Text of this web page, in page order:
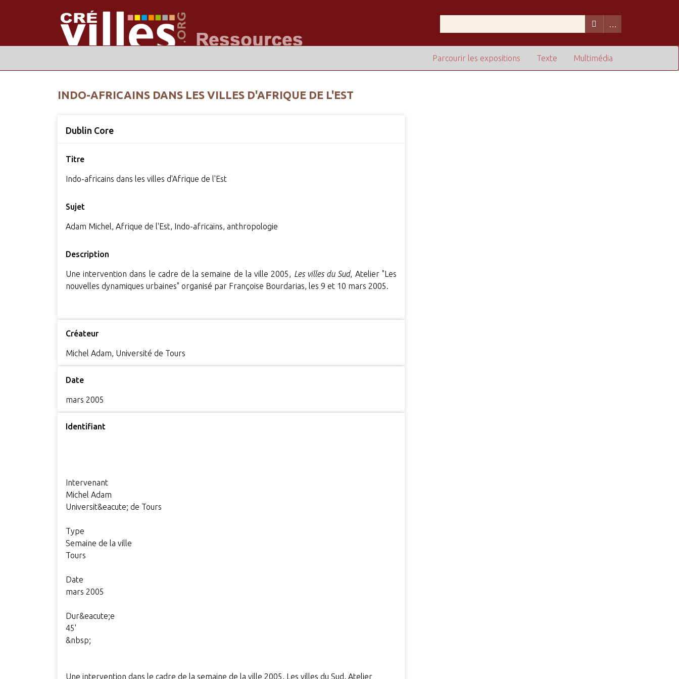
Multimédia
Texte
Parcourir les expositions
INDO-AFRICAINS DANS LES VILLES D'AFRIQUE DE L'EST
Dublin Core
Titre
Indo-africains dans les villes d'Afrique de l'Est
Sujet
Adam Michel, Afrique de l'Est, Indo-africains, anthropologie
Description
Une intervention dans le cadre de la semaine de la ville 2005, Les villes du Sud, Atelier "Les
nouvelles dynamiques urbaines" organisé par Françoise Bourdarias, les 9 et 10 mars 2005.
Créateur
Michel Adam, Université de Tours
Date
mars 2005
Identifiant
Intervenant
Michel Adam
Universit&eacute; de Tours
Type
Semaine de la ville
Tours
Date
mars 2005
Dur&eacute;e
45'
&nbsp;
Une intervention dans le cadre de la semaine de la ville 2005, Les villes du Sud, Atelier